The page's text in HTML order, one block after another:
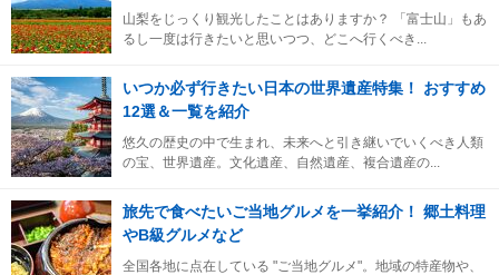
山梨をじっくり観光したことはありますか？ 「富士山」もあ
るし一度は行きたいと思いつつ、どこへ行くべき...
いつか必ず行きたい日本の世界遺産特集！ おすすめ
12選＆一覧を紹介
悠久の歴史の中で生まれ、未来へと引き継いでいくべき人類
の宝、世界遺産。文化遺産、自然遺産、複合遺産の...
旅先で食べたいご当地グルメを一挙紹介！ 郷土料理
やB級グルメなど
全国各地に点在している "ご当地グルメ"。地域の特産物や、